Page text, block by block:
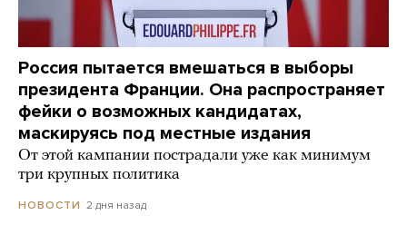
Россия пытается вмешаться в выборы
президента Франции. Она распространяет
фейки о возможных кандидатах,
маскируясь под местные издания
От этой кампании пострадали уже как минимум
три крупных политика
НОВОСТИ 2 дня назад